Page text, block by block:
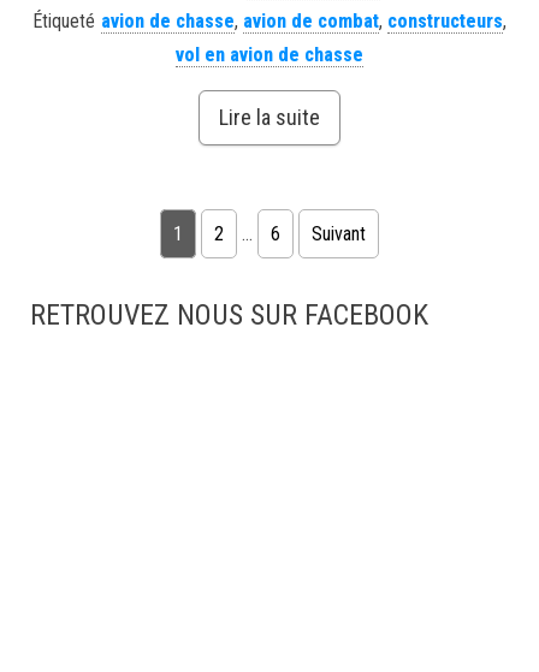
Étiqueté avion de chasse, avion de combat, constructeurs,
vol en avion de chasse
Lire la suite
Pagination des publications
1 2 … 6 Suivant
RETROUVEZ NOUS SUR FACEBOOK